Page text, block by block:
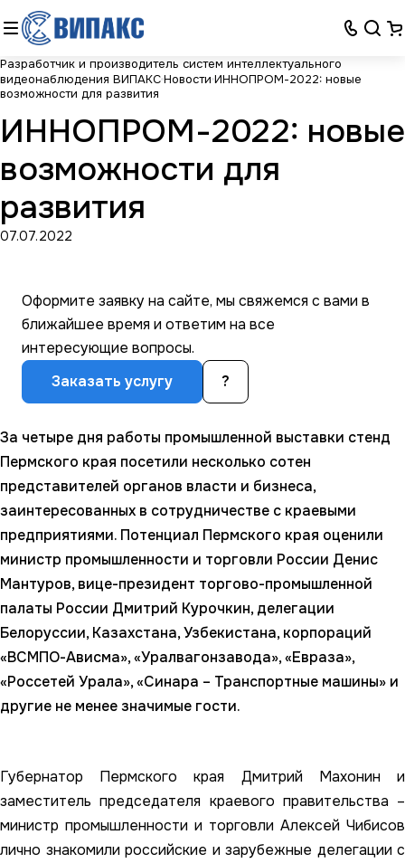
Разработчик и производитель систем интеллектуального
видеонаблюдения ВИПАКСНовости ИННОПРОМ-2022: новые
возможности для развития
ИННОПРОМ-2022: новые
возможности для
развития
07.07.2022
Оформите заявку на сайте, мы свяжемся с вами в
ближайшее время и ответим на все
интересующие вопросы.
Заказать услугу
?
За четыре дня работы промышленной выставки стенд
Пермского края посетили несколько сотен
представителей органов власти и бизнеса,
заинтересованных в сотрудничестве с краевыми
предприятиями. Потенциал Пермского края оценили
министр промышленности и торговли России Денис
Мантуров, вице-президент торгово-промышленной
палаты России Дмитрий Курочкин, делегации
Белоруссии, Казахстана, Узбекистана, корпораций
«ВСМПО-Ависма», «Уралвагонзавода», «Евраза»,
«Россетей Урала», «Синара – Транспортные машины» и
другие не менее значимые гости.
Губернатор Пермского края Дмитрий Махонин и
заместитель председателя краевого правительства –
министр промышленности и торговли Алексей Чибисов
лично знакомили российские и зарубежные делегации с